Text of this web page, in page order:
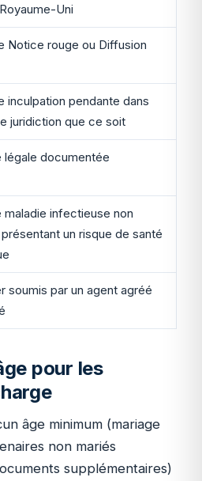
Uni
Notice rouge ou Diffusion
inculpation pendante dans
juridiction que ce soit
légale documentée
maladie infectieuse non
un risque de santé
soumis par un agent agréé
pour les
âge minimum (mariage
non mariés
supplémentaires)